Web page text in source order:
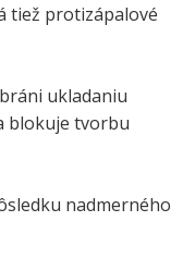
tiež protizápalové
ukladaniu
blokuje tvorbu
nadmerného